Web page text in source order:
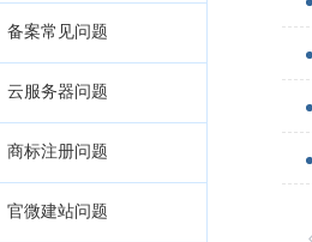
备案常见问题
云服务器问题
商标注册问题
官微建站问题